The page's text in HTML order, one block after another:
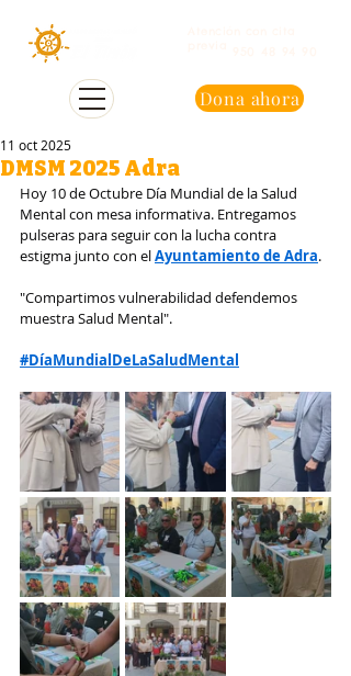
Dona ahora
DMSM 2025 Adra
11 oct 2025
Hoy 10 de Octubre Día Mundial de la Salud
Mental con mesa informativa. Entregamos
pulseras para seguir con la lucha contra
estigma junto con el Ayuntamiento de Adra.
"Compartimos vulnerabilidad defendemos
muestra Salud Mental".
#DíaMundialDeLaSaludMental